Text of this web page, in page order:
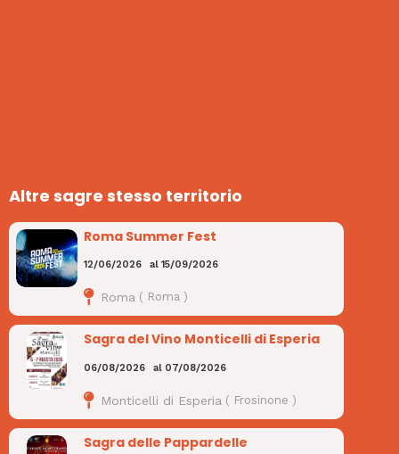
Altre sagre stesso territorio
Roma Summer Fest
12/06/2026 al 15/09/2026
Roma ( Roma )
Sagra del Vino Monticelli di Esperia
06/08/2026 al 07/08/2026
Monticelli di Esperia ( Frosinone )
Sagra delle Pappardelle